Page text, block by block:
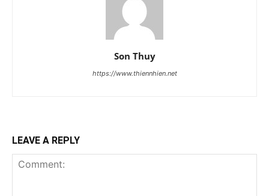
Son Thuy
https://www.thiennhien.net
LEAVE A REPLY